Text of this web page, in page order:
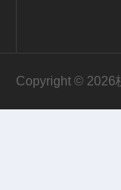
Copyright © 2026